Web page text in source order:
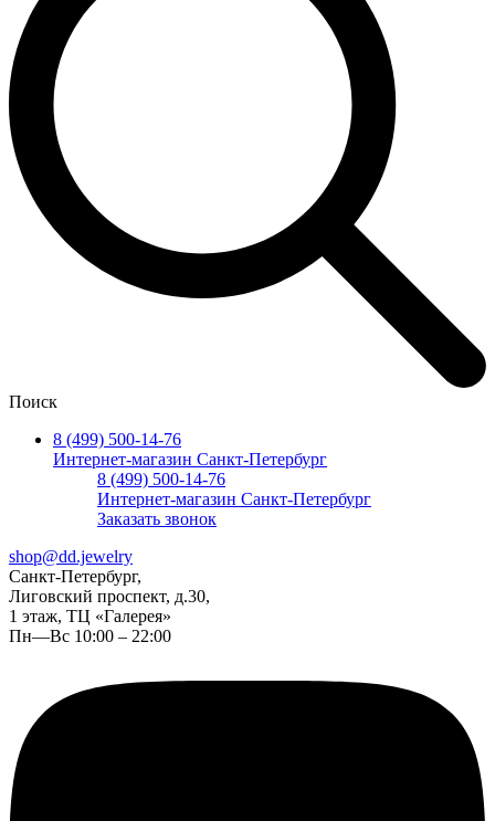
Поиск
8 (499) 500-14-76
Интернет-магазин Санкт-Петербург
8 (499) 500-14-76
Интернет-магазин Санкт-Петербург
Заказать звонок
shop@dd.jewelry
Санкт-Петербург,
Лиговский проспект, д.30,
1 этаж, ТЦ «Галерея»
Пн—Вс 10:00 – 22:00